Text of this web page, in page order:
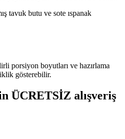
tavuk butu ve sote ıspanak
porsiyon boyutları ve hazırlama
gösterebilir.
ÜCRETSİZ alışveriş